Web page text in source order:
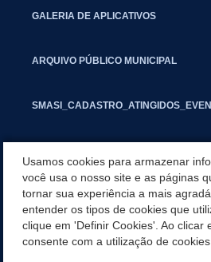
GALERIA DE APLICATIVOS
ARQUIVO PÚBLICO MUNICIPAL
INFORMATIVO PIT
SEGUNDA VIA IPTU
Usamos cookies para armazenar
você usa o nosso site e as páginas
tornar sua experiência a mais
entender os tipos de cookies que
clique em 'Definir Cookies'. Ao clicar
consente com a utilização de cookies.